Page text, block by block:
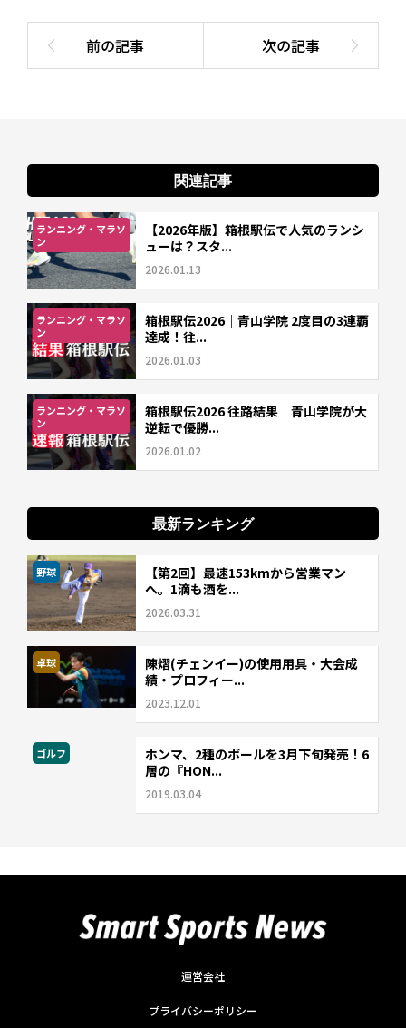
関連記事
ランニング・マラソ
ン
【2026年版】箱根駅伝で人気のランシ
ューは？スタ...
2026.01.13
ランニング・マラソ
ン
箱根駅伝2026｜青山学院 2度目の3連覇
達成！往...
2026.01.03
ランニング・マラソ
ン
箱根駅伝2026 往路結果｜青山学院が大
逆転で優勝...
2026.01.02
最新ランキング
野球
【第2回】最速153kmから営業マン
へ。1滴も酒を...
2026.03.31
卓球
陳熠(チェンイー)の使用用具・大会成
績・プロフィー...
2023.12.01
ゴルフ
ホンマ、2種のボールを3月下旬発売！6
層の『HON...
2019.03.04
運営会社
プライバシーポリシー